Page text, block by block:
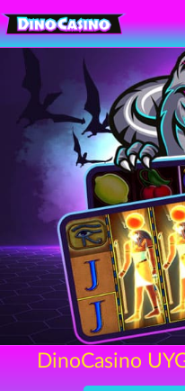
DinoCasino